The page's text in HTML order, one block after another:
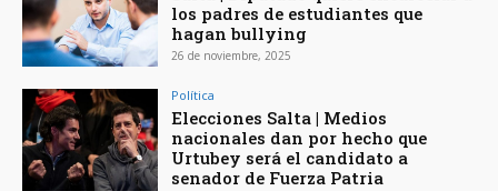
los padres de estudiantes que
hagan bullying
26 de noviembre, 2025
Política
Elecciones Salta | Medios
nacionales dan por hecho que
Urtubey será el candidato a
senador de Fuerza Patria